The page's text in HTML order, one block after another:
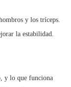
y los tríceps.
la estabilidad.
y lo que funciona